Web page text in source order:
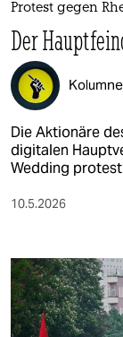
Protest gegen
Der
Kolumne
Die Aktionäre
digitalen
Wedding
10.5.2026